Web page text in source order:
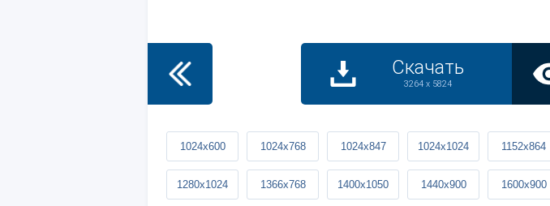
Скачать
3264 x 5824
1024x600 1024x768 1024x847 1024x1024 1152x864
1280x1024 1366x768 1400x1050 1440x900 1600x900